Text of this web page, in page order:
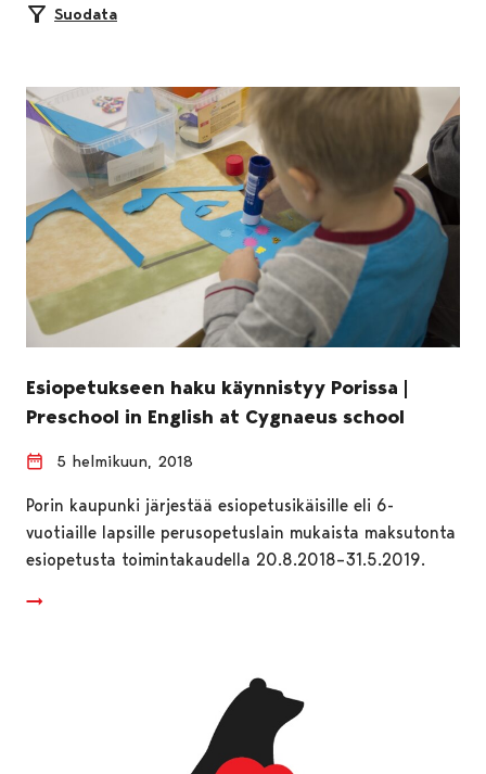
Suodata
Esiopetukseen haku käynnistyy Porissa |
Preschool in English at Cygnaeus school
5 helmikuun, 2018
Porin kaupunki järjestää esiopetusikäisille eli 6-
vuotiaille lapsille perusopetuslain mukaista maksutonta
esiopetusta toimintakaudella 20.8.2018–31.5.2019.